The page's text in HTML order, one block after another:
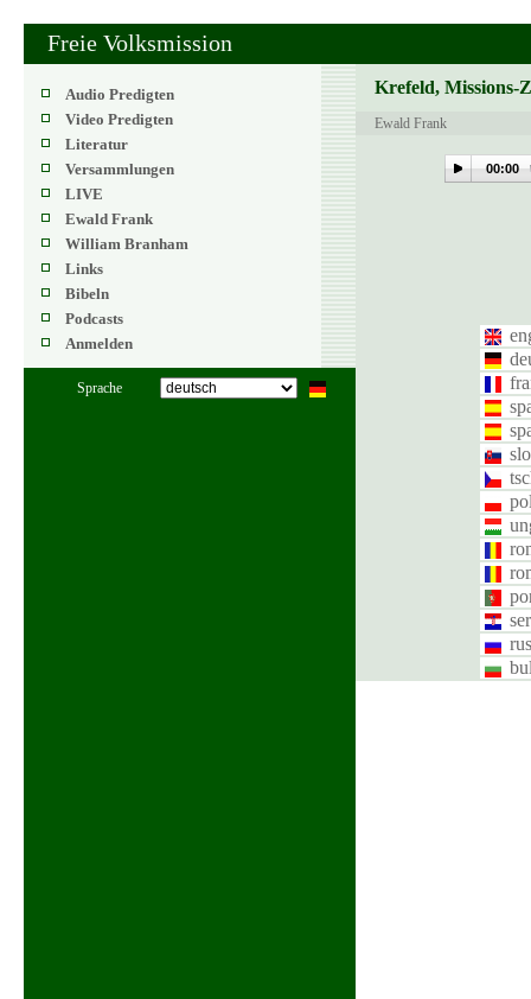
Freie Volksmission
Audio Predigten
Video Predigten
Literatur
Versammlungen
LIVE
Ewald Frank
William Branham
Links
Bibeln
Podcasts
Anmelden
Sprache
Krefeld, Missions-
Ewald Frank
00:00